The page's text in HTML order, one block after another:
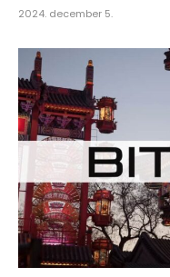
2024. december 5.